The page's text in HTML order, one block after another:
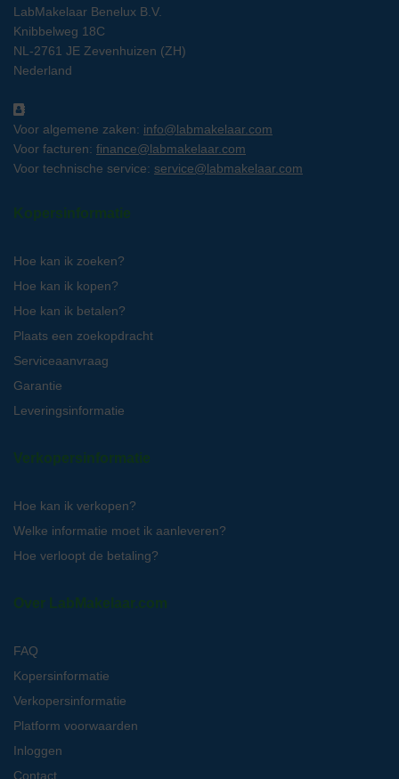
LabMakelaar Benelux B.V.
Knibbelweg 18C
NL-2761 JE Zevenhuizen (ZH)
Nederland
Voor algemene zaken: info@labmakelaar.com
Voor facturen: finance@labmakelaar.com
Voor technische service: service@labmakelaar.com
Kopersinformatie
Hoe kan ik zoeken?
Hoe kan ik kopen?
Hoe kan ik betalen?
Plaats een zoekopdracht
Serviceaanvraag
Garantie
Leveringsinformatie
Verkopersinformatie
Hoe kan ik verkopen?
Welke informatie moet ik aanleveren?
Hoe verloopt de betaling?
Over LabMakelaar.com
FAQ
Kopersinformatie
Verkopersinformatie
Platform voorwaarden
Inloggen
Contact